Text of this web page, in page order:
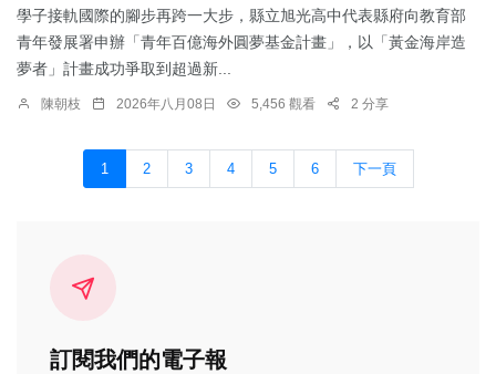
學子接軌國際的腳步再跨一大步，縣立旭光高中代表縣府向教育部
青年發展署申辦「青年百億海外圓夢基金計畫」，以「黃金海岸造
夢者」計畫成功爭取到超過新...
陳朝枝 2026年八月08日 5,456 觀看 2 分享
1 2 3 4 5 6 下一頁
訂閱我們的電子報